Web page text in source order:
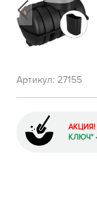
Артикул: 27155
АКЦИЯ!
КЛЮЧ"